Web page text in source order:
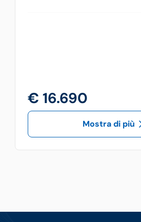
€ 16.690
Mostra di più